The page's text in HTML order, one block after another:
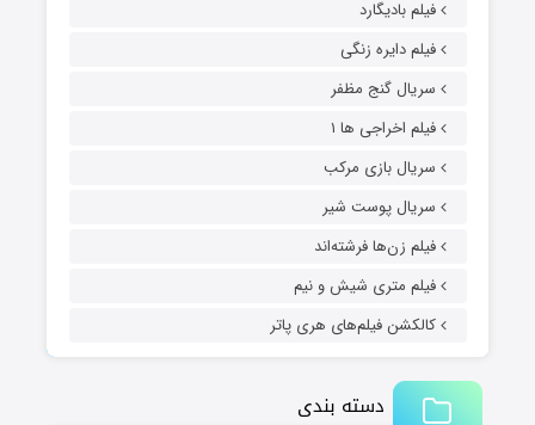
فیلم بادیگارد
فیلم دایره زنگی
سریال گنج مظفر
فیلم اخراجی ها ۱
سریال بازی مرکب
سریال پوست شیر
فیلم زن‌ها فرشته‌اند
فیلم متری شیش و نیم
کالکشن فیلم‌های هری پاتر
دسته بندی